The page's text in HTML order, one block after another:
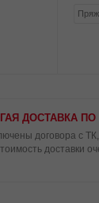
ДОСТАВКА ПО
договора с ТК,
доставки